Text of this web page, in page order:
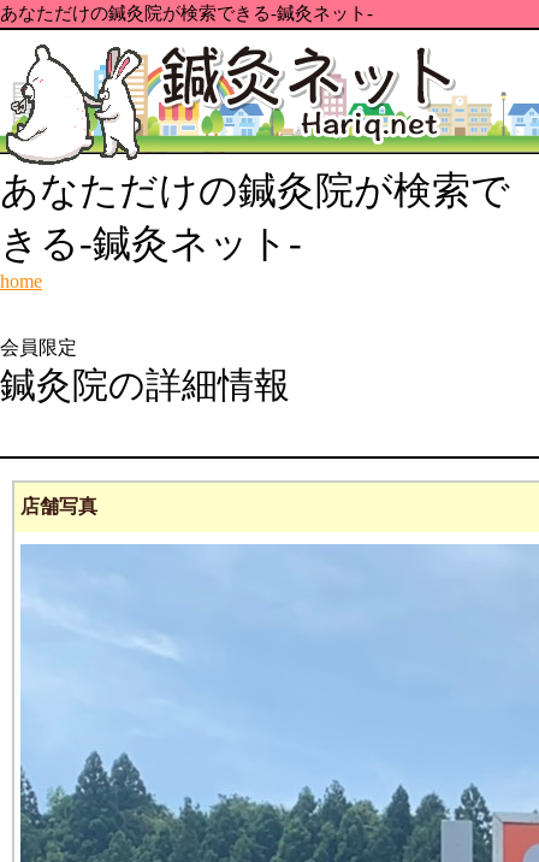
あなただけの鍼灸院が検索できる-鍼灸ネット-
あなただけの鍼灸院が検索で
きる-鍼灸ネット-
home
会員限定
鍼灸院の詳細情報
店舗写真